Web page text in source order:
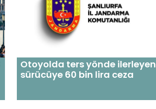
Otoyolda ters yönde ilerleyen
sürücüye 60 bin lira ceza